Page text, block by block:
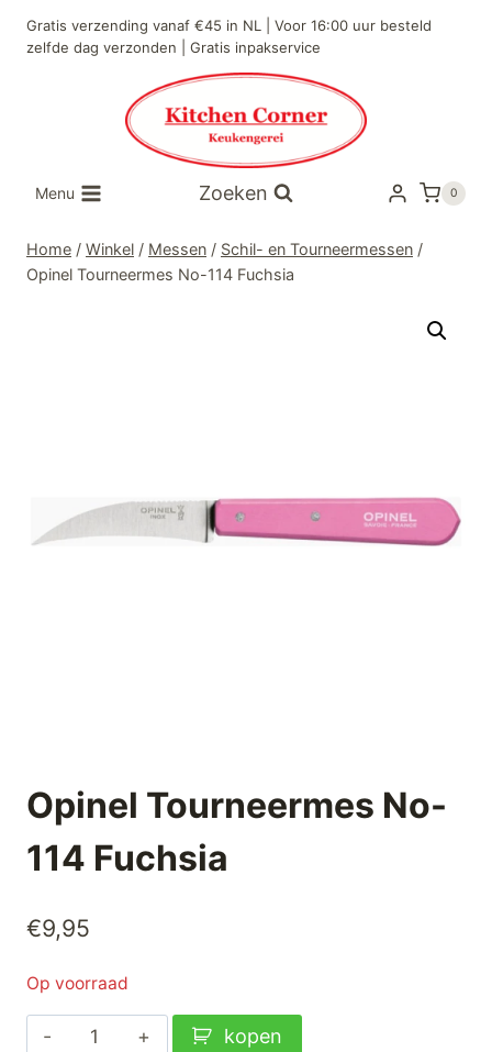
naar
Gratis verzending vanaf €45 in NL | Voor 16:00 uur besteld
zelfde dag verzonden | Gratis inpakservice
Menu Zoeken 0
Home / Winkel / Messen / Schil- en Tourneermessen /
Opinel Tourneermes No-114 Fuchsia
Opinel Tourneermes No-
114 Fuchsia
€9,95
Op voorraad
Opinel
kopen